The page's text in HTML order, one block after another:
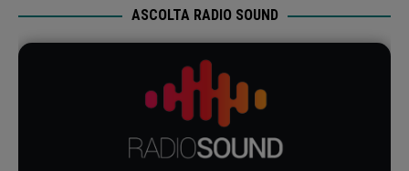
ASCOLTA RADIO SOUND